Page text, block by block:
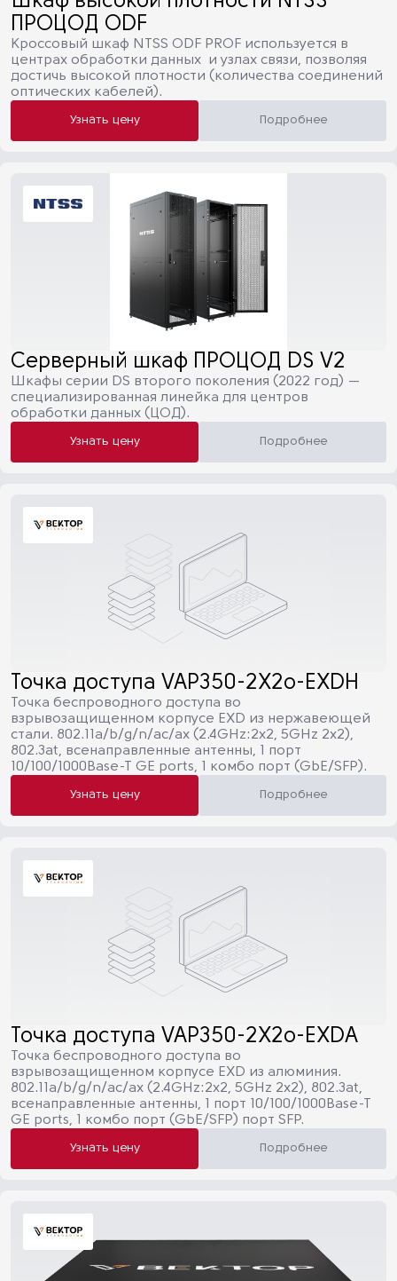
ПРОЦОД ODF
Кроссовый шкаф NTSS ODF PROF используется в
центрах обработки данных и узлах связи, позволяя
достичь высокой плотности (количества соединений
оптических кабелей).
Узнать цену Подробнее
Серверный шкаф ПРОЦОД DS V2
Шкафы серии DS второго поколения (2022 год) —
специализированная линейка для центров
обработки данных (ЦОД).
Узнать цену Подробнее
Точка доступа VAP350-2X2o-EXDH
Точка беспроводного доступа во
взрывозащищенном корпусе EXD из нержавеющей
стали. 802.11a/b/g/n/ac/ax (2.4GHz:2х2, 5GHz 2x2),
802.3at, всенаправленные антенны, 1 порт
10/100/1000Base-T GE ports, 1 комбо порт (GbE/SFP).
Узнать цену Подробнее
Точка доступа VAP350-2X2o-EXDA
Точка беспроводного доступа во
взрывозащищенном корпусе EXD из алюминия.
802.11a/b/g/n/ac/ax (2.4GHz:2х2, 5GHz 2x2), 802.3at,
всенаправленные антенны, 1 порт 10/100/1000Base-T
GE ports, 1 комбо порт (GbE/SFP) порт SFP.
Узнать цену Подробнее